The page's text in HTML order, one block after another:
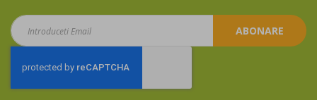
Aboneaza-
te
newsletter:
ABONARE